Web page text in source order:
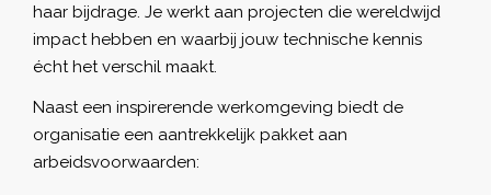
haar bijdrage. Je werkt aan projecten die wereldwijd
impact hebben en waarbij jouw technische kennis
écht het verschil maakt.
Naast een inspirerende werkomgeving biedt de
organisatie een aantrekkelijk pakket aan
arbeidsvoorwaarden: